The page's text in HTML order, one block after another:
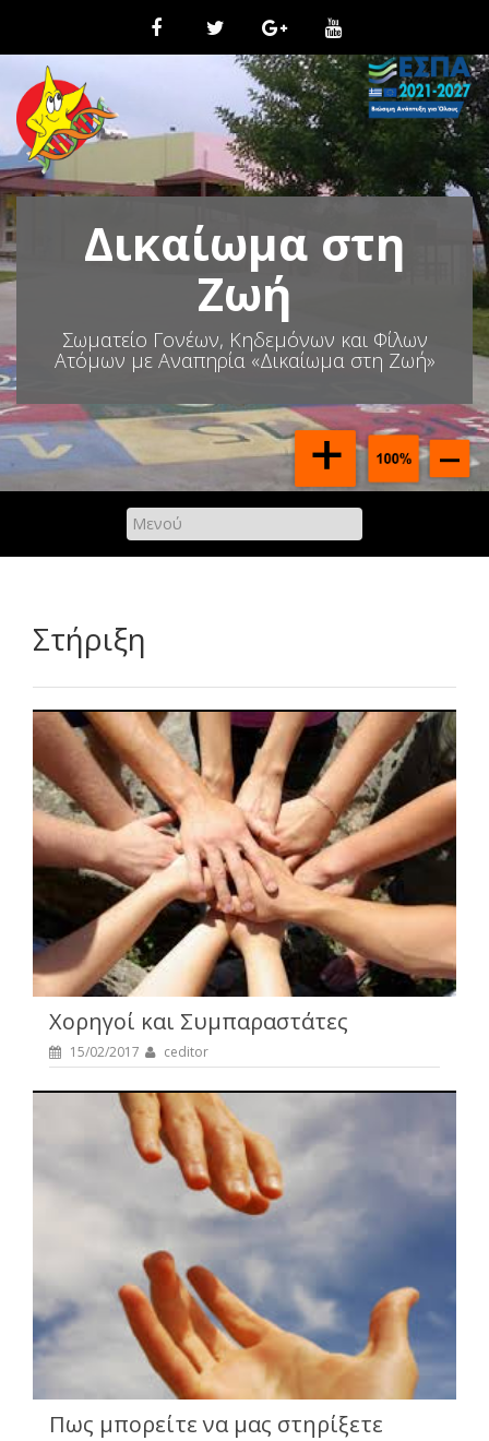
τ
η
σ
τ
ο
π
ε
ρ
χ
ό
μ
ε
ν
ο
Δικαίωμα στη
Ζωή
Σωματείο Γονέων, Κηδεμόνων και Φίλων
Ατόμων με Αναπηρία «Δικαίωμα στη Ζωή»
Στήριξη
Χορηγοί και Συμπαραστάτες
15/02/2017 ceditor
Πως μπορείτε να μας στηρίξετε